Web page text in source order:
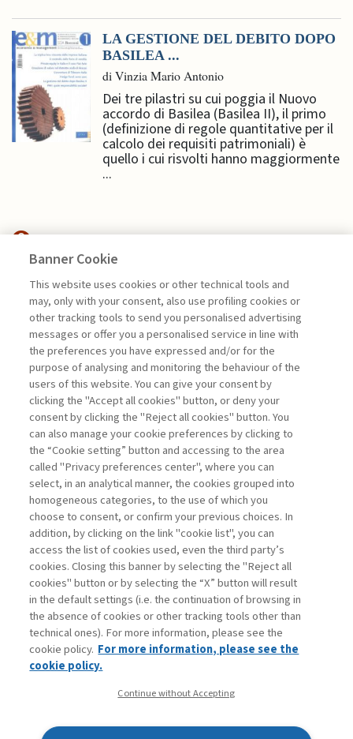
LA GESTIONE DEL DEBITO DOPO
BASILEA ...
di Vinzia Mario Antonio
Dei tre pilastri su cui poggia il Nuovo
accordo di Basilea (Basilea II), il primo
(definizione di regole quantitative per il
calcolo dei requisiti patrimoniali) è
quello i cui risvolti hanno maggiormente
...
ECONOMIA & MERCATI
MERCATO EUROPEO DEI
CAPITALI, IL DECENNIO ...
di Donato Masciandaro
La consultazione dei libri è riservata esclusivamente
agli abbonati Premium
Legenda: Accedi Per registrati Per abbonati
Contatti
Abbonamenti
Archivio rubriche
Privacy
Dichiarazione di accessibilità
Banner Cookie
This website uses cookies or other technical tools and
may, only with your consent, also use profiling cookies or
other tracking tools to send you personalised advertising
messages or offer you a personalised service in line with
the preferences you have expressed and/or for the
purpose of analysing and monitoring the behaviour of the
users of this website. You can give your consent by
clicking the "Accept all cookies" button, or deny your
consent by clicking the "Reject all cookies" button. You
can also manage your cookie preferences by clicking to
the “Cookie setting” button and accessing to the area
called "Privacy preferences center", where you can
select, in an analytical manner, the cookies grouped into
homogeneous categories, to the use of which you
choose to consent, or confirm your previous choices. In
addition, by clicking on the link "cookie list", you can
access the list of cookies used, even the third party’s
cookies. Closing this banner by selecting the "Reject all
cookies" button or by selecting the “X” button will result
in the default settings (i.e. the continuation of browsing in
the absence of cookies or other tracking tools other than
technical ones). For more information, please see the
cookie policy. For more information, please see the
cookie policy.
Continue without Accepting